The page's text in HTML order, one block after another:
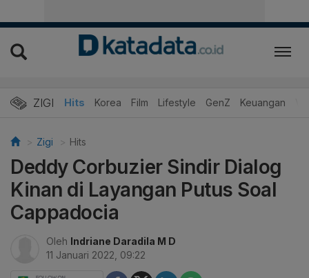
ZIGI Hits Korea Film Lifestyle GenZ Keuangan
Zigi Hits
Deddy Corbuzier Sindir Dialog
Kinan di Layangan Putus Soal
Cappadocia
Oleh Indriane Daradila M D
11 Januari 2022, 09:22